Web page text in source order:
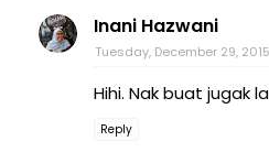
Inani Hazwani
Tuesday, December 29,
Hihi. Nak buat jugak
Reply